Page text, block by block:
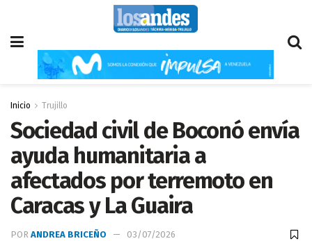
Inicio Trujillo
Sociedad civil de Boconó envía
ayuda humanitaria a
afectados por terremoto en
Caracas y La Guaira
POR ANDREA BRICEÑO 03/07/2026